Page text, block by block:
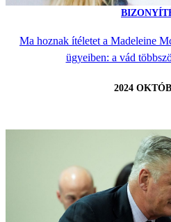
Ma hoznak ítéletet a Madeleine
ügyeiben: a vád
2024